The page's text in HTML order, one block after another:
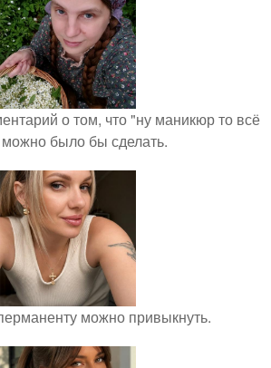
о том, что "ну маникюр то всё
можно было бы сделать.
можно привыкнуть.